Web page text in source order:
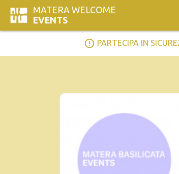
MATERA WELCOME
EVENTS
error_outline PARTECIPA IN